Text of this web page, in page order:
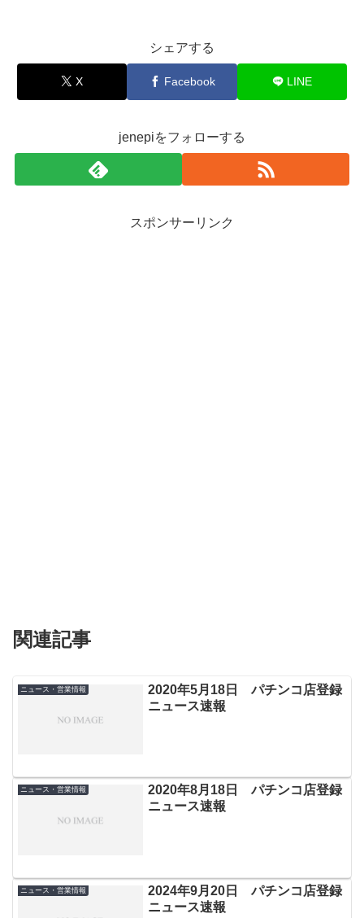
シェアする
X Facebook LINE
jenepiをフォローする
スポンサーリンク
関連記事
ニュース・営業情報
2020年5月18日 パチンコ店登録
ニュース速報
ニュース・営業情報
2020年8月18日 パチンコ店登録
ニュース速報
ニュース・営業情報
2024年9月20日 パチンコ店登録
ニュース速報